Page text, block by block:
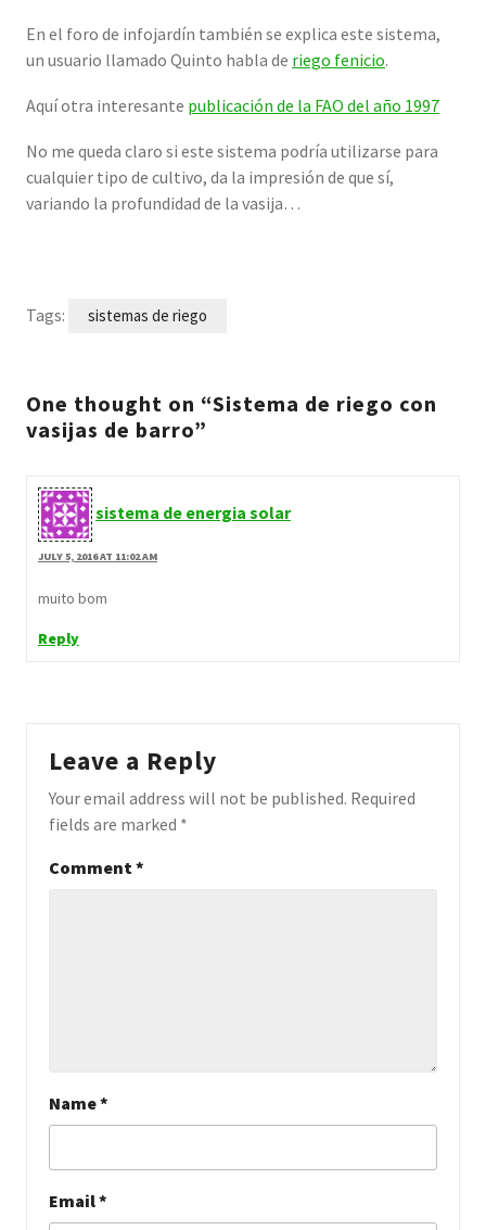
En el foro de infojardín también se explica este sistema,
un usuario llamado Quinto habla de riego fenicio.
Aquí otra interesante publicación de la FAO del año 1997
No me queda claro si este sistema podría utilizarse para
cualquier tipo de cultivo, da la impresión de que sí,
variando la profundidad de la vasija…
Tags: sistemas de riego
One thought on “Sistema de riego con
vasijas de barro”
sistema de energia solar
JULY 5, 2016 AT 11:02 AM
muito bom
Reply
Leave a Reply
Your email address will not be published. Required
fields are marked *
Comment*
Name*
Email*